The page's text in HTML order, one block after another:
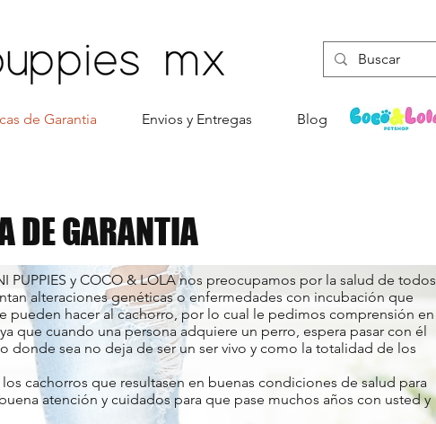
de Garantia Envios y Entregas Blog
DE GARANTIA
y COCO & LOLA nos preocupamos por la salud de todos
alteraciones genéticas o enfermedades con incubación que
pueden hacer al cachorro, por lo cual le pedimos comprensión en
que cuando una persona adquiere un perro, espera pasar con él
sea no deja de ser un ser vivo y como la totalidad de los
cachorros que resultasen en buenas condiciones de salud para
atención y cuidados para que pase muchos años con usted y